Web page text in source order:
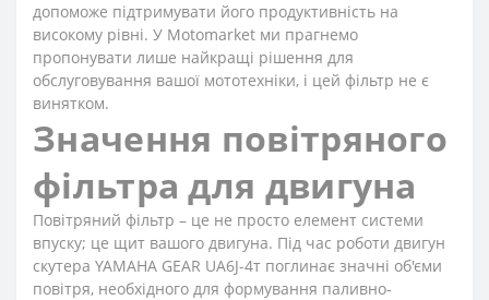
допоможе підтримувати його продуктивність на
високому рівні. У Motomarket ми прагнемо
пропонувати лише найкращі рішення для
обслуговування вашої мототехніки, і цей фільтр не є
винятком.
Значення повітряного
фільтра для двигуна
Повітряний фільтр – це не просто елемент системи
впуску; це щит вашого двигуна. Під час роботи двигун
скутера YAMAHA GEAR UA6J-4т поглинає значні об'єми
повітря, необхідного для формування паливно-